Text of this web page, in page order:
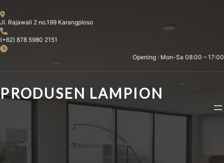
to
content
Jl. Rajawali 2 no.199 Karangploso
(+62) 878 5980 2151
Opening : Mon-Sa 08:00 – 17:00
PRODUSEN LAMPION